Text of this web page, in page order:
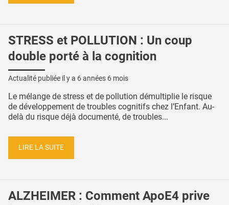
STRESS et POLLUTION : Un coup
double porté à la cognition
Actualité publiée il y a 6 années 6 mois
Le mélange de stress et de pollution démultiplie le risque
de développement de troubles cognitifs chez l’Enfant. Au-
delà du risque déjà documenté, de troubles...
LIRE LA SUITE
ALZHEIMER : Comment ApoE4 prive